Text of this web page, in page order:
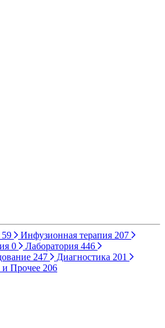
59 Инфузионная терапия 207
0 Лаборатория 446
247 Диагностика 201
и Прочее 206